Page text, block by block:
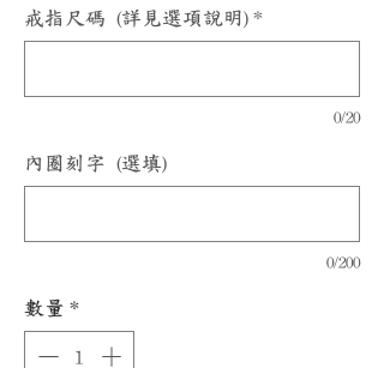
戒指尺碼 (詳見選項說明) *
0/20
內圈刻字 (選填)
0/200
數量 *